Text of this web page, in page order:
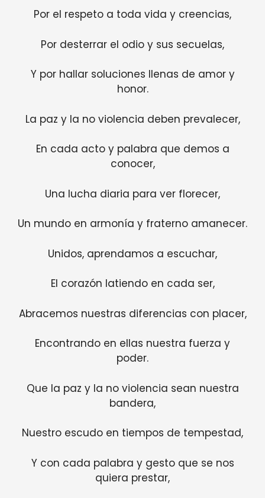
Por el respeto a toda vida y creencias,
Por desterrar el odio y sus secuelas,
Y por hallar soluciones llenas de amor y
honor.
La paz y la no violencia deben prevalecer,
En cada acto y palabra que demos a
conocer,
Una lucha diaria para ver florecer,
Un mundo en armonía y fraterno amanecer.
Unidos, aprendamos a escuchar,
El corazón latiendo en cada ser,
Abracemos nuestras diferencias con placer,
Encontrando en ellas nuestra fuerza y
poder.
Que la paz y la no violencia sean nuestra
bandera,
Nuestro escudo en tiempos de tempestad,
Y con cada palabra y gesto que se nos
quiera prestar,